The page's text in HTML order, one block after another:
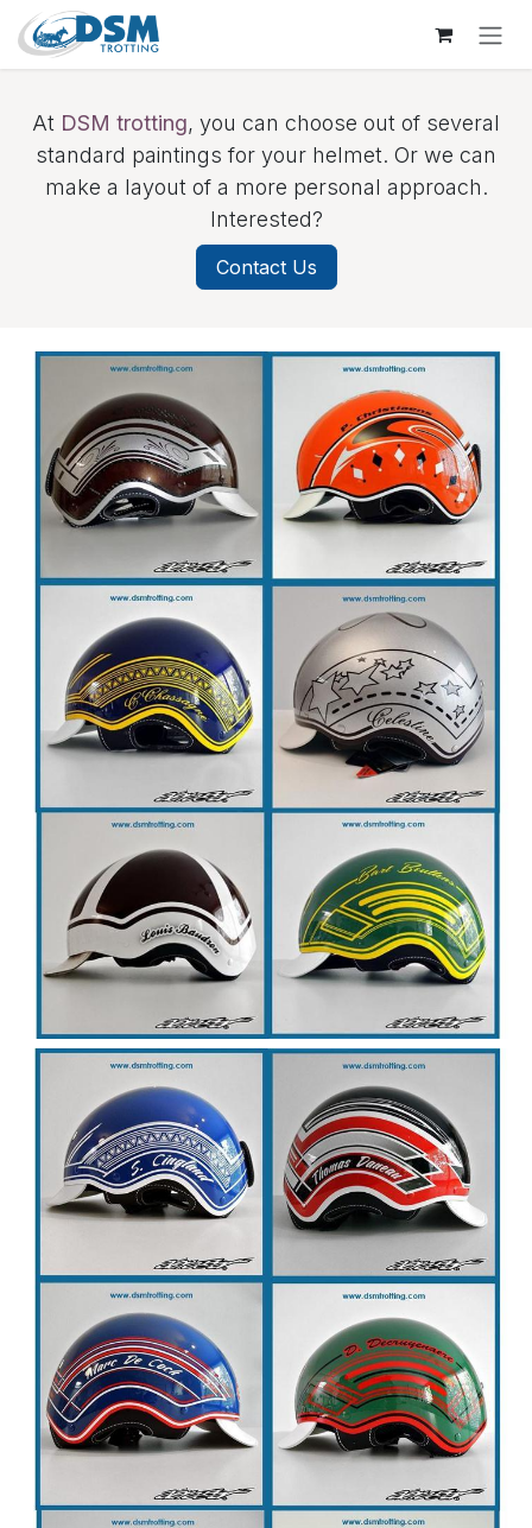
Overslaan naar inhoud
At DSM trotting, you can choose out of several
standard paintings for your helmet. Or we can
make a layout of a more personal approach.
Interested?
Contact Us